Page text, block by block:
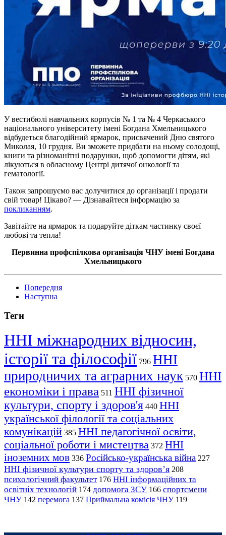
У вестибюлі навчальних корпусів № 1 та № 4 Черкаського
національного університету імені Богдана Хмельницького
відбудеться благодійний ярмарок, присвячений Дню святого
Миколая, 10 грудня. Ви зможете придбати на ньому солодощі,
книги та різноманітні подарунки, щоб допомогти дітям, які
лікуються в обласному Центрі дитячої онкології та
гематології.
Також запрошуємо вас долучитися до організації і продати
свій товар! Цікаво? — Дізнавайтеся інформацію за
покликанням.
Завітайте на ярмарок та подаруйте діткам частинку своєї
любові та тепла!
Первинна профспілкова організація ЧНУ імені Богдана
Хмельницького
Попередня
Наступна
Теги
ННІ міжнародних відносин,
історії та філософії 796 ННІ
природничих та аграрних наук 570 ННІ
економіки і права 511 ННІ фізичної
культури, спорту і здоров'я 440 ННІ
української філології та соціальних
комунікацій 385 ННІ педагогічної освіти,
соціальної роботи і мистецтва 372 ННІ
іноземних мов 336 Російсько-українська війна 227
ННІ фізичної культури спорту та здоров’я 208
психологічний факультет 176 ННІ інформаційних та
освітніх технологій 174 допомога ЗСУ 166 спортсмени
ЧНУ 142 перемога 137 Приймальна комісія ЧНУ 119